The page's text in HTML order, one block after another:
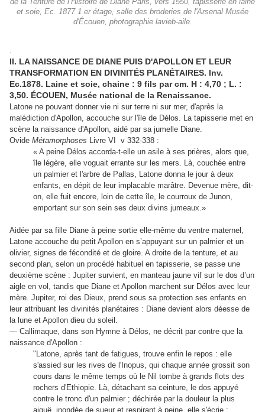
de la Tenture de l’Histoire de Diane Paris, vers 1550, tapisserie en laine
et soie, Ec. 1877 1 er étage, salle des broderies de l'Arsenal Musée
d'Écouen, photographie lavieb-aile.
II. LA NAISSANCE DE DIANE PUIS D'APOLLON ET LEUR
TRANSFORMATION EN DIVINITÉS PLANÉTAIRES. Inv.
Ec.1878. Laine et soie, chaine : 9 fils par cm. H : 4,70 ; L. :
3,50. ÉCOUEN, Musée national de la Renaissance.
Latone ne pouvant donner vie ni sur terre ni sur mer, d'après la
malédiction d'Apollon, accouche sur l'île de Délos. La tapisserie met en
scène la naissance d'Apollon, aidé par sa jumelle Diane.
Ovide Métamorphoses Livre VI v 332-338 :
« A peine Délos accorda-t-elle un asile à ses prières, alors que,
île légère, elle voguait errante sur les mers. Là, couchée entre
un palmier et l'arbre de Pallas, Latone donna le jour à deux
enfants, en dépit de leur implacable marâtre. Devenue mère, dit-
on, elle fuit encore, loin de cette île, le courroux de Junon,
emportant sur son sein ses deux divins jumeaux.»
Aidée par sa fille Diane à peine sortie elle-même du ventre maternel,
Latone accouche du petit Apollon en s’appuyant sur un palmier et un
olivier, signes de fécondité et de gloire. A droite de la tenture, et au
second plan, selon un procédé habituel en tapisserie, se passe une
deuxième scène : Jupiter survient, en manteau jaune vif sur le dos d’un
aigle en vol, tandis que Diane et Apollon marchent sur Délos avec leur
mère. Jupiter, roi des Dieux, prend sous sa protection ses enfants en
leur attribuant les divinités planétaires : Diane devient alors déesse de
la lune et Apollon dieu du soleil.
— Callimaque, dans son Hymne à Délos, ne décrit par contre que la
naissance d'Apollon :
"Latone, après tant de fatigues, trouve enfin le repos : elle
s'assied sur les rives de l'Inopus, qui chaque année grossit son
cours dans le même temps où le Nil tombe à grands flots des
rochers d'Ethiopie. Là, détachant sa ceinture, le dos appuyé
contre le tronc d'un palmier ; déchirée par la douleur la plus
aiguë, inondée de sueur et respirant à peine, elle s'écrie :